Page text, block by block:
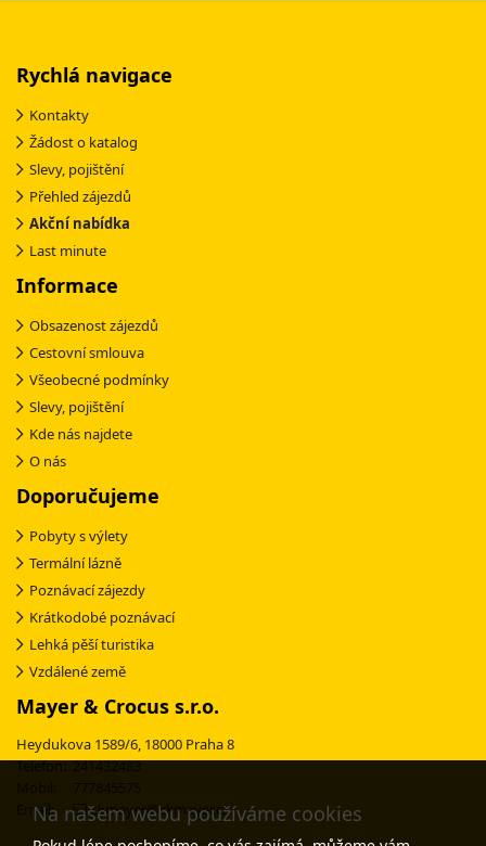
Rychlá navigace
Kontakty
Žádost o katalog
Slevy, pojištění
Přehled zájezdů
Akční nabídka
Last minute
Informace
Obsazenost zájezdů
Cestovní smlouva
Všeobecné podmínky
Slevy, pojištění
Kde nás najdete
O nás
Doporučujeme
Pobyty s výlety
Termální lázně
Poznávací zájezdy
Krátkodobé poznávací
Lehká pěší turistika
Vzdálené země
Mayer & Crocus s.r.o.
Heydukova 1589/6, 18000 Praha 8
Telefon: 241432483
Email:
ckmayer@ckmayer.cz
Na našem webu používáme cookies